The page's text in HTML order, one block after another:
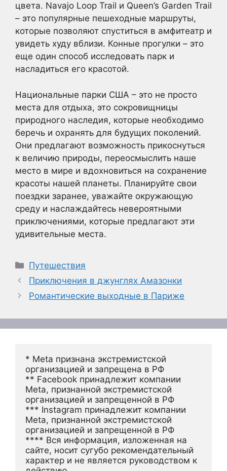
цвета. Navajo Loop Trail и Queen’s Garden Trail
– это популярные пешеходные маршруты,
которые позволяют спуститься в амфитеатр и
увидеть худу вблизи. Конные прогулки – это
еще один способ исследовать парк и
насладиться его красотой.
Национальные парки США – это не просто
места для отдыха, это сокровищницы
природного наследия, которые необходимо
беречь и охранять для будущих поколений.
Они предлагают возможность прикоснуться
к величию природы, переосмыслить наше
место в мире и вдохновиться на сохранение
красоты нашей планеты. Планируйте свои
поездки заранее, уважайте окружающую
среду и наслаждайтесь невероятными
приключениями, которые предлагают эти
удивительные места.
Рубрики
Путешествия
Приключения в джунглях Амазонки
Романтические выходные в Париже
* Meta признана экстремистской
организацией и запрещена в РФ
** Facebook принадлежит компании
Meta, признанной экстремистской
организацией и запрещенной в РФ
*** Instagram принадлежит компании
Meta, признанной экстремистской
организацией и запрещенной в РФ
**** Вся информация, изложенная на
сайте, носит сугубо рекомендательный
характер и не является руководством к